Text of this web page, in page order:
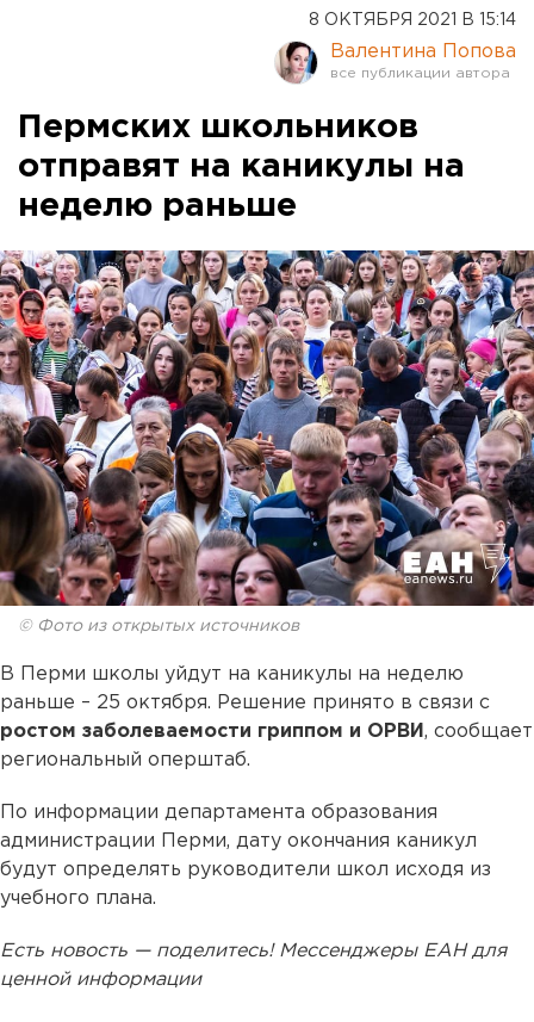
8 ОКТЯБРЯ 2021 В 15:14
Валентина Попова
Пермских школьников
отправят на каникулы на
неделю раньше
© Фото из открытых источников
В Перми школы уйдут на каникулы на неделю
раньше – 25 октября. Решение принято в связи с
ростом заболеваемости гриппом и ОРВИ , сообщает
региональный оперштаб.
По информации департамента образования
администрации Перми, дату окончания каникул
будут определять руководители школ исходя из
учебного плана.
Есть новость — поделитесь! Мессенджеры ЕАН для
ценной информации